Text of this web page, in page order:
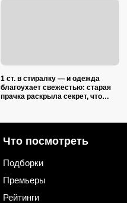
1 ст. в стиралку — и одежда
благоухает свежестью: старая
прачка раскрыла секрет, что
Что посмотреть
Подборки
Премьеры
Рейтинги